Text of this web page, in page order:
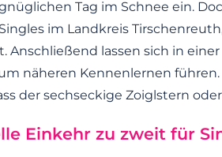
Tag im Schnee ein.
im Landkreis
Anschließend lassen sich in
näheren Kennenlernen
der sechseckige Zoiglstern
Einkehr zu zweit für